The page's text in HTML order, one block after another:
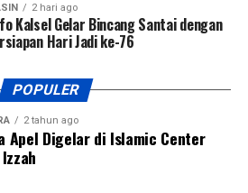
2 hari ago
Kalsel Gelar Bincang Santai dengan
Hari Jadi ke-76
POPULER
2 tahun ago
Apel Digelar di Islamic Center